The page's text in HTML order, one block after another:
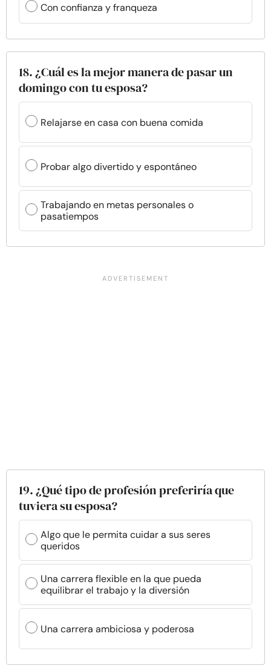
Con confianza y franqueza
18. ¿Cuál es la mejor manera de pasar un
domingo con tu esposa?
Relajarse en casa con buena comida
Probar algo divertido y espontáneo
Trabajando en metas personales o
pasatiempos
19. ¿Qué tipo de profesión preferiría que
tuviera su esposa?
Algo que le permita cuidar a sus seres
queridos
Una carrera flexible en la que pueda
equilibrar el trabajo y la diversión
Una carrera ambiciosa y poderosa